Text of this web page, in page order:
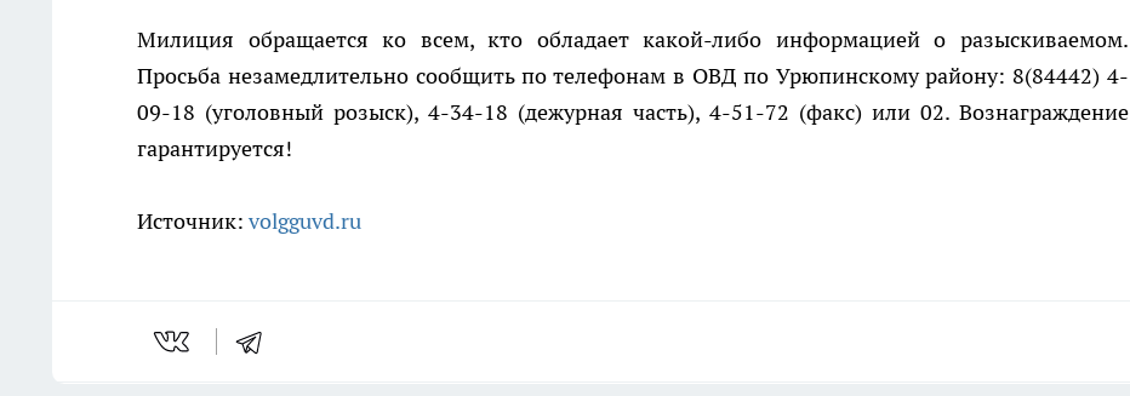
Милиция обращается ко всем, кто обладает какой-либо информацией о разыскиваемом.
Просьба незамедлительно сообщить по телефонам в ОВД по Урюпинскому району: 8(84442) 4-
09-18 (уголовный розыск), 4-34-18 (дежурная часть), 4-51-72 (факс) или 02. Вознаграждение
гарантируется!
Источник: volgguvd.ru